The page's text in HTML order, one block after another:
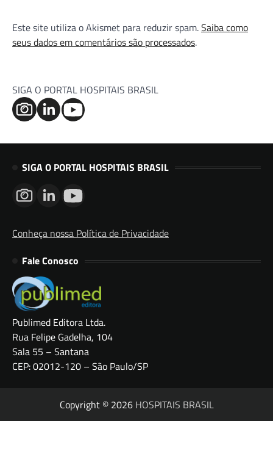
Este site utiliza o Akismet para reduzir spam.Saiba como
seus dados em comentários são processados.
SIGA O PORTAL HOSPITAIS BRASIL
SIGA O PORTAL HOSPITAIS BRASIL
Conheça nossa Política de Privacidade
Fale Conosco
Publimed Editora Ltda.
Rua Felipe Gadelha, 104
Sala 55 – Santana
CEP: 02012-120 – São Paulo/SP
Copyright © 2026 HOSPITAIS BRASIL